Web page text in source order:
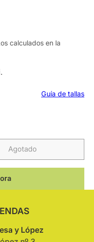
calculados en la
Guía de tallas
Agotado
y López